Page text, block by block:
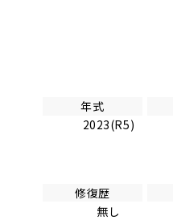
年式
2023(R5)
修復歴
無し